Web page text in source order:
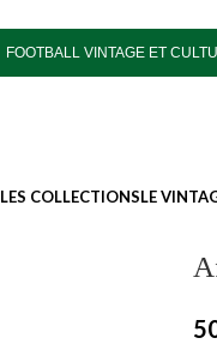
FOOTBALL VINTAGE ET
LES COLLECTIONSLE